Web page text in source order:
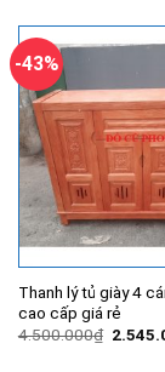
-43%
Thanh lý tủ giày 4
cao cấp giá rẻ
4.500.000₫ Giá